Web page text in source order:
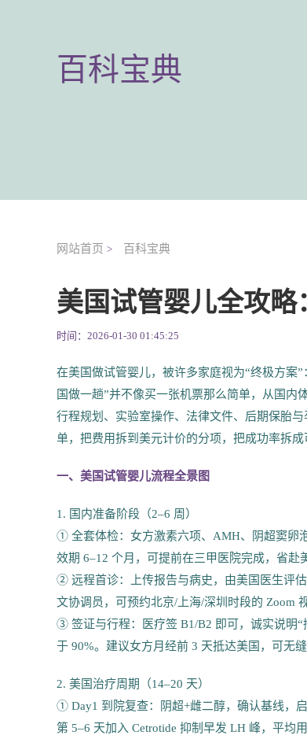
百科宝典
网站首页 > 百科宝典
美国试管婴儿全攻
时间：2026-01-30 01:45:25
在美国做试管婴儿，被许多家庭视为“终极方案
国做一趟”并不像买一张机票那么简单，从国
行程规划、实验室操作、法律文件、后期保胎
单，把费用拆到美元计价的分项，把成功率拆
一、美国试管婴儿流程全景图
1. 国内准备阶段（2–6 周）
① 全套体检：女方激素六项、AMH、阴超窦卵
效期 6–12 个月，可提前在三甲医院完成，省赴
② 远程首诊：上传报告与病史，由美国医生评
文协调员，可预约北京/上海/深圳时段的 Zoom
③ 签证与行程：医疗签 B1/B2 即可，诚实说明
于 90%。建议女方月经前 3 天抵达美国，可无
2. 美国治疗周期（14–20 天）
① Day1 到院复查：阴超+雌二醇，确认基线，
第 5–6 天加入 Cetrotide 抑制早发 LH 峰，平均用